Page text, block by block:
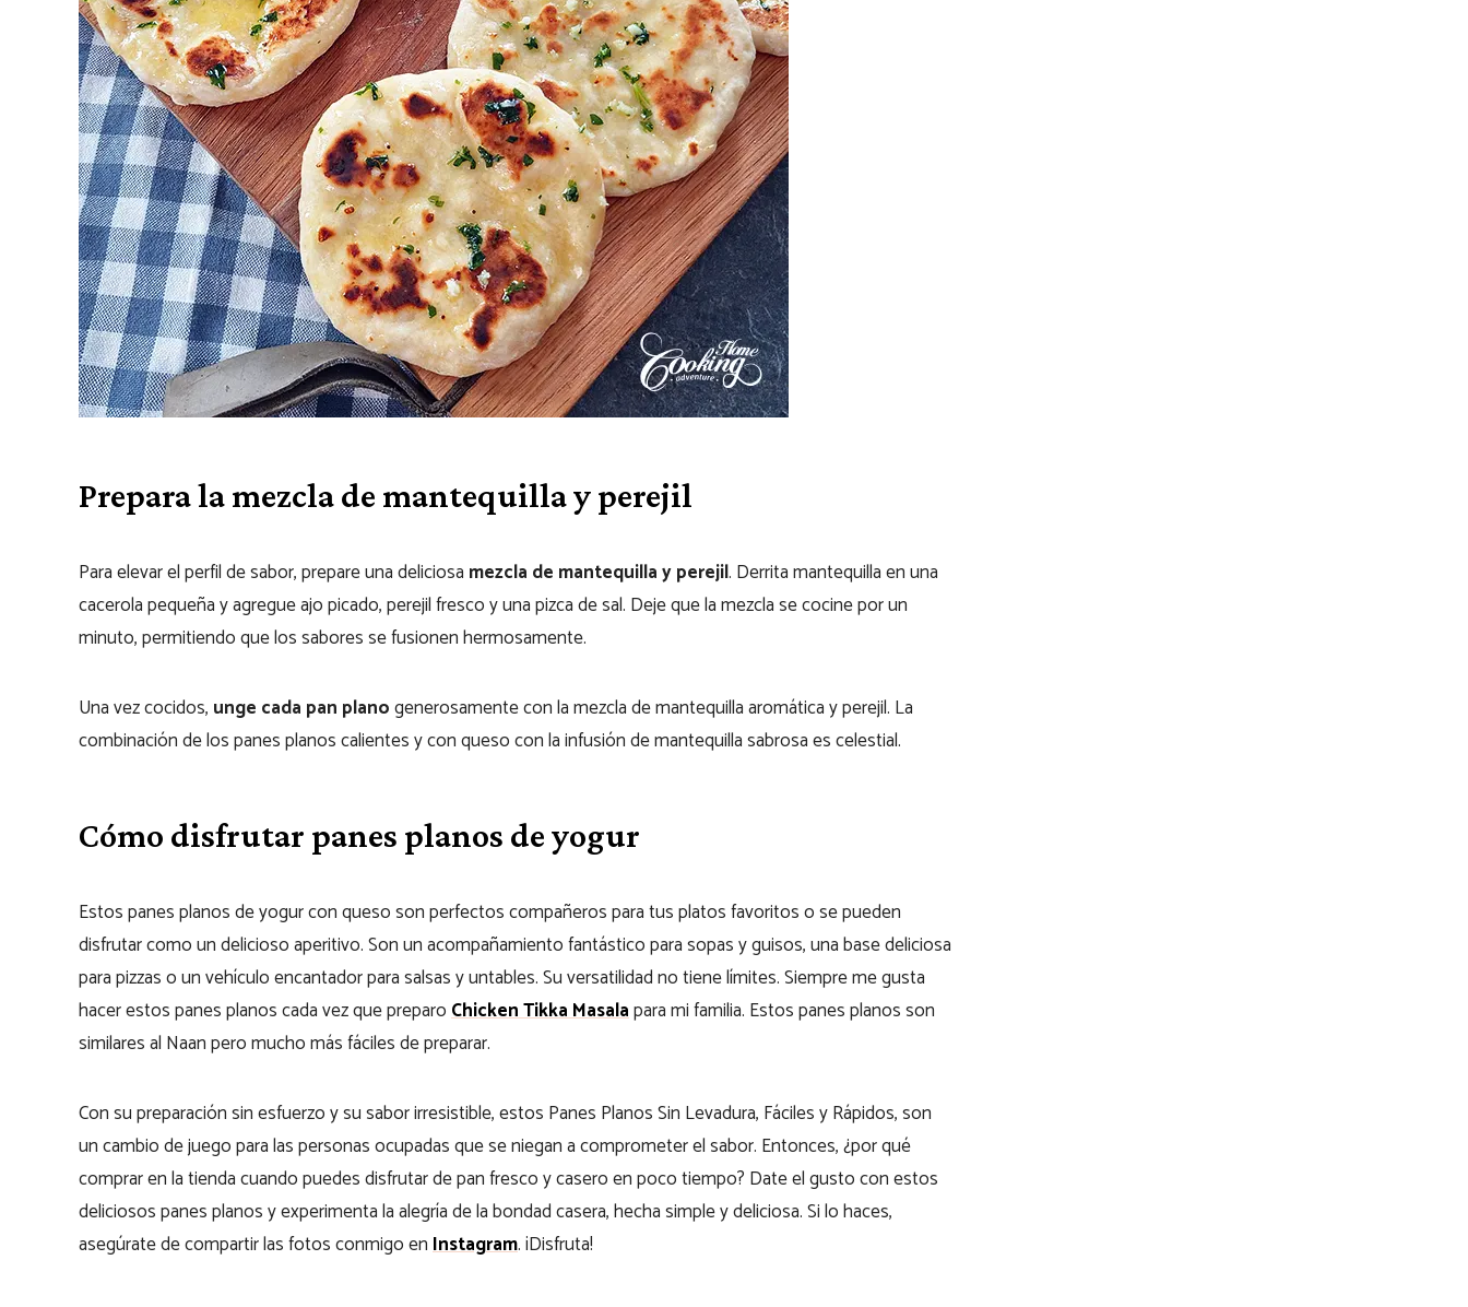
Prepara la mezcla de mantequilla y perejil
Para elevar el perfil de sabor, prepare una deliciosa mezcla de mantequilla y perejil. Derrita mantequilla en una
cacerola pequeña y agregue ajo picado, perejil fresco y una pizca de sal. Deje que la mezcla se cocine por un
minuto, permitiendo que los sabores se fusionen hermosamente.
Una vez cocidos, unge cada pan planogenerosamente con la mezcla de mantequilla aromática y perejil. La
combinación de los panes planos calientes y con queso con la infusión de mantequilla sabrosa es celestial.
Cómo disfrutar panes planos de yogur
Estos panes planos de yogur con queso son perfectos compañeros para tus platos favoritos o se pueden
disfrutar como un delicioso aperitivo. Son un acompañamiento fantástico para sopas y guisos, una base deliciosa
para pizzas o un vehículo encantador para salsas y untables. Su versatilidad no tiene límites. Siempre me gusta
hacer estos panes planos cada vez que preparoChicken Tikka Masalapara mi familia. Estos panes planos son
similares al Naan pero mucho más fáciles de preparar.
Con su preparación sin esfuerzo y su sabor irresistible, estos Panes Planos Sin Levadura, Fáciles y Rápidos, son
un cambio de juego para las personas ocupadas que se niegan a comprometer el sabor. Entonces, ¿por qué
comprar en la tienda cuando puedes disfrutar de pan fresco y casero en poco tiempo? Date el gusto con estos
deliciosos panes planos y experimenta la alegría de la bondad casera, hecha simple y deliciosa. Si lo haces,
asegúrate de compartir las fotos conmigo enInstagram. ¡Disfruta!